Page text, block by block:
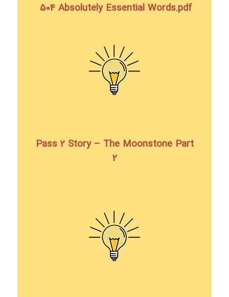
504 Absolutely Essential Words.pdf
Pass 2 Story – The Moonstone Part
2